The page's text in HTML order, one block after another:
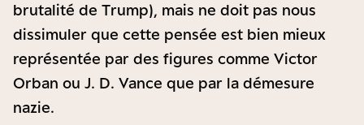
brutalité de Trump), mais ne doit pas nous
dissimuler que cette pensée est bien mieux
représentée par des figures comme Victor
Orban ou J. D. Vance que par la démesure
nazie.